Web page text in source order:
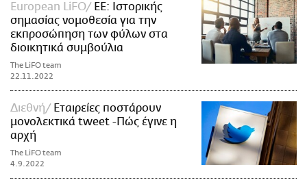
European LiFO
ΕΕ: Ιστορικής
σημασίας νομοθεσία για την
εκπροσώπηση των φύλων στα
διοικητικά συμβούλια
The LiFO team
22.11.2022
Διεθνή
Εταιρείες ποστάρουν
μονολεκτικά tweet -Πώς έγινε η
αρχή
The LiFO team
4.9.2022